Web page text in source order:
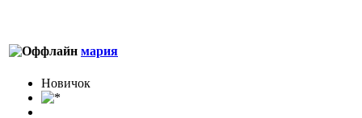
мария
Новичок